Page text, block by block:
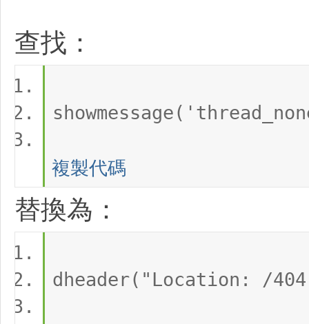
查找：
複製代碼
替換為：
dheader("Location: /